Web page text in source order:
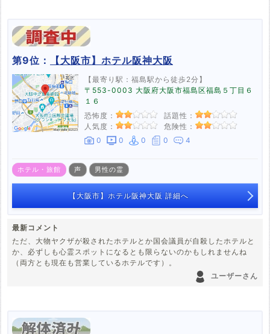
第9位： 【大阪市】ホテル阪神大阪
【最寄り駅：福島駅から徒歩2分】
〒553-0003 大阪府大阪市福島区福島５丁目６
１６
恐怖度：
話題性：
人気度：
危険性：
0
0 0 0 4
ホテル・旅館 声 男性の霊
【大阪市】ホテル阪神大阪 詳細へ
最新コメント
ただ、大物ヤクザが殺されたホテルとか国会議員が自殺したホテルと
か、必ずしも心霊スポットになるとも限らないのかもしれませんね
（両方とも現在も営業しているホテルです）。
ユーザーさん